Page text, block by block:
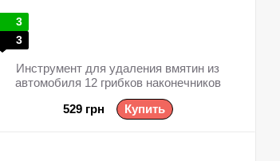
3
3
Инструмент для удаления вмятин из
автомобиля 12 грибков наконечников
529 грн
Купить